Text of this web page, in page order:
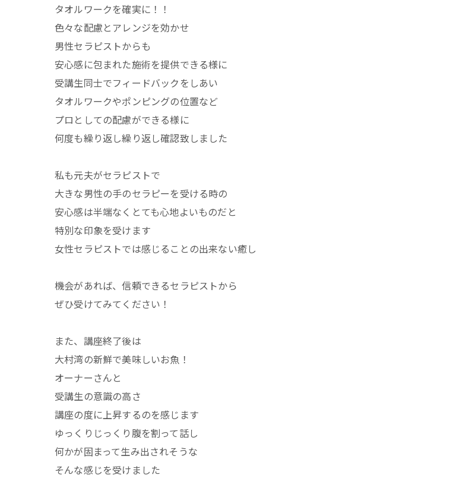
タオルワークを確実に！！
色々な配慮とアレンジを効かせ
男性セラピストからも
安心感に包まれた施術を提供できる様に
受講生同士でフィードバックをしあい
タオルワークやポンピングの位置など
プロとしての配慮ができる様に
何度も繰り返し繰り返し確認致しました
私も元夫がセラピストで
大きな男性の手のセラピーを受ける時の
安心感は半端なくとても心地よいものだと
特別な印象を受けます
女性セラピストでは感じることの出来ない癒し
機会があれば、信頼できるセラピストから
ぜひ受けてみてください！
また、講座終了後は
大村湾の新鮮で美味しいお魚！
オーナーさんと
受講生の意識の高さ
講座の度に上昇するのを感じます
ゆっくりじっくり腹を割って話し
何かが固まって生み出されそうな
そんな感じを受けました